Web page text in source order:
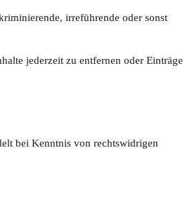
irreführende oder sonst
jederzeit zu entfernen oder Einträge
bei Kenntnis von rechtswidrigen